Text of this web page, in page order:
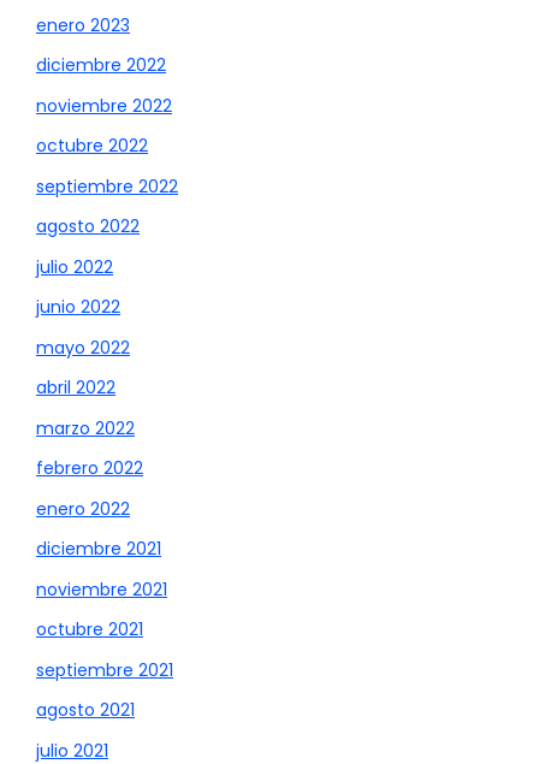
enero 2023
diciembre 2022
noviembre 2022
octubre 2022
septiembre 2022
agosto 2022
julio 2022
junio 2022
mayo 2022
abril 2022
marzo 2022
febrero 2022
enero 2022
diciembre 2021
noviembre 2021
octubre 2021
septiembre 2021
agosto 2021
julio 2021